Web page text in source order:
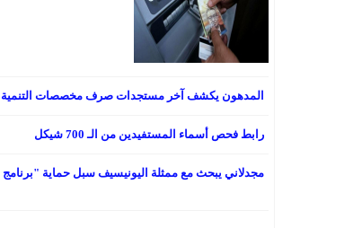
المدهون يكشف آخر مستجدات صرف مخصصات التنمية
رابط فحص أسماء المستفيدين من الـ 700 شيكل
مجدلاني يبحث مع ممثلة اليونيسيف سبل حماية "برنامج